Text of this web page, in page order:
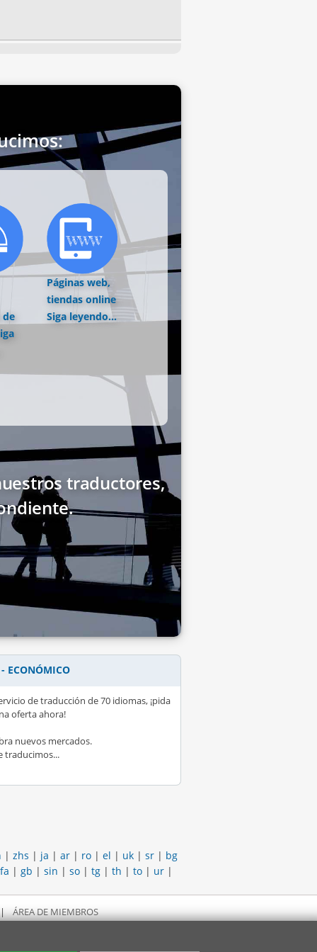
de
Páginas web,
tiendas online
Siga leyendo...
traductores,
ECONÓMICO
de traducción de 70 idiomas, ¡pida
oferta ahora!
nuevos mercados.
traducimos...
| zhs | ja | ar | ro | el | uk | sr | bg
fa | gb | sin | so | tg | th | to | ur |
ÁREA DE MIEMBROS